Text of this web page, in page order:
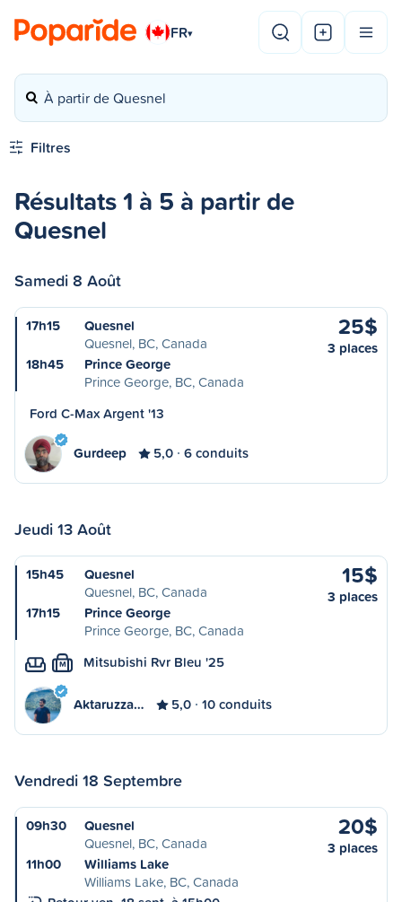
FR▾
À partir de Quesnel
Filtres
Résultats 1 à 5 à partir de
Quesnel
Samedi 8 Août
17h15
Quesnel
Quesnel, BC, Canada
18h45
Prince George
Prince George, BC, Canada
25$
3 places
Ford C-Max Argent '13
Gurdeep 5,0 6 conduits
Jeudi 13 Août
15h45
Quesnel
Quesnel, BC, Canada
17h15
Prince George
Prince George, BC, Canada
15$
3 places
M Mitsubishi Rvr Bleu '25
Aktaruzza… 5,0 10 conduits
Vendredi 18 Septembre
09h30
Quesnel
Quesnel, BC, Canada
11h00
Williams Lake
Williams Lake, BC, Canada
20$
3 places